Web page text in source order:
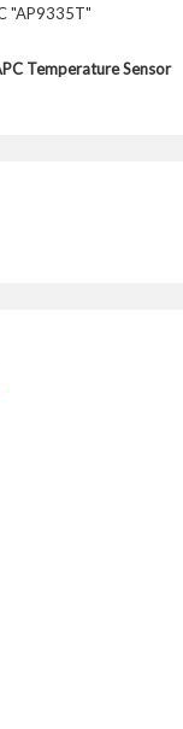
"AP9335T"
Temperature Sensor